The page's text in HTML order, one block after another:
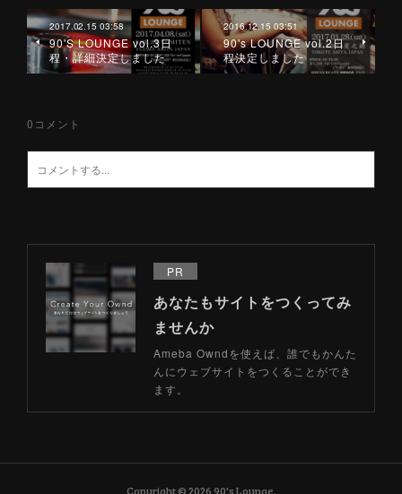
2017.02.15 03:58
90'S LOUNGE vol.3日
程・詳細決定しました
2016.12.15 03:51
90's LOUNGE vol.2日
程決定しました
0 コメント
PR
あなたもサイトをつくってみ
ませんか
Ameba Owndを使えば、誰でもかんた
んにウェブサイトをつくることができ
ます。
Copyright ©202690's Lounge.